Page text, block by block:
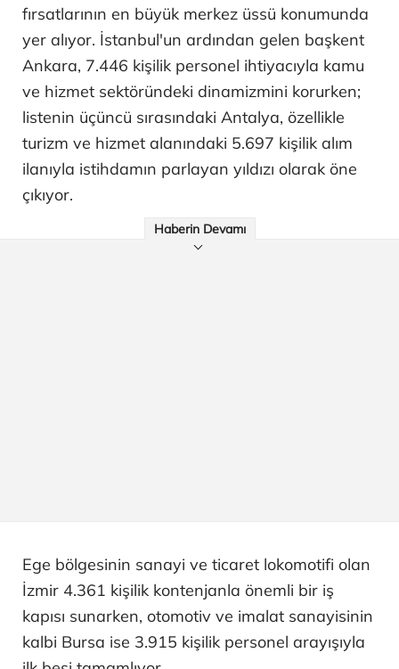
fırsatlarının en büyük merkez üssü konumunda
yer alıyor. İstanbul'un ardından gelen başkent
Ankara, 7.446 kişilik personel ihtiyacıyla kamu
ve hizmet sektöründeki dinamizmini korurken;
listenin üçüncü sırasındaki Antalya, özellikle
turizm ve hizmet alanındaki 5.697 kişilik alım
ilanıyla istihdamın parlayan yıldızı olarak öne
çıkıyor.
Haberin Devamı
Ege bölgesinin sanayi ve ticaret lokomotifi olan
İzmir 4.361 kişilik kontenjanla önemli bir iş
kapısı sunarken, otomotiv ve imalat sanayisinin
kalbi Bursa ise 3.915 kişilik personel arayışıyla